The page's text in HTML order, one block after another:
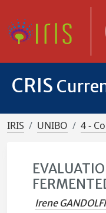
CRIS
IRIS UNIBO 4 -
Irene GANDOLFI